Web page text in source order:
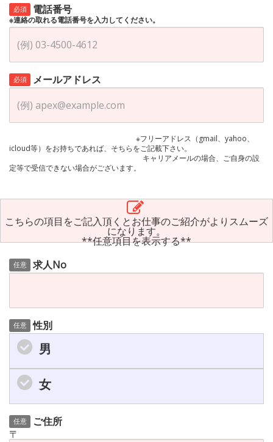
必須 電話番号
※連絡の取れる電話番号を入力してください。
必須 メールアドレス
※フリーアドレス（gmail、yahoo、
icloud等）をお持ちであれば、そちらをご記載下さい。
キャリアメールの場合、ご自身の設
定等で受信できない場合がございます。
こちらの項目をご記入頂くとお仕事のご紹介がよりスムーズ
になります。
**任意項目を表示する**
任意 求人No
任意 性別
男
女
任意
ご住所
〒